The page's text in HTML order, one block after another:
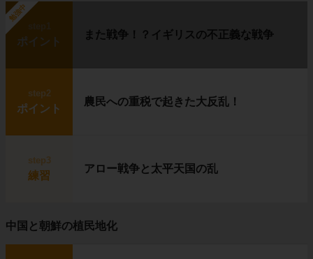
勉強中
ポイント
また戦争！？イギリスの不正義な戦争
step2
ポイント
農民への重税で起きた大反乱！
step3
練習
アロー戦争と太平天国の乱
中国と朝鮮の植民地化